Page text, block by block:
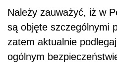
Należy zauważyć, iż w
są objęte szczególnymi
zatem aktualnie
ogólnym